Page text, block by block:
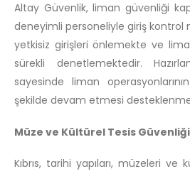
Altay Güvenlik, liman güvenliği
deneyimli personeliyle giriş kontrol
yetkisiz girişleri önlemekte ve
sürekli denetlemektedir.
sayesinde liman
şekilde devam etmesi
Müze ve Kültürel Tesis Güvenliği
Kıbrıs, tarihi yapıları, müzeleri ve